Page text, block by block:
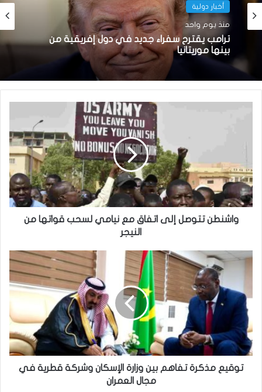
أخبار دولية
منذ يوم واحد
ترامب يقترح سفراء جديد في دول إفريقية من
بينها موريتانيا
أخبار دولية
منذ 6 أيام
إبعاد حفيد الرئيس الأوغدي السابق عيدي أمين من
مباراة ملاكمة بسبب نطحة
واشنطن تتوصل إلى اتفاق مع نيامي لسحب قواتها من
النيجر
توقيع مذكرة تفاهم بين وزارة الإسكان وشركة قطرية في
مجال العمران